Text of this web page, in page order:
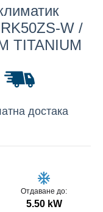
W /
TITANIUM
достака
ac_unit
Отдаване до:
5.50 kW